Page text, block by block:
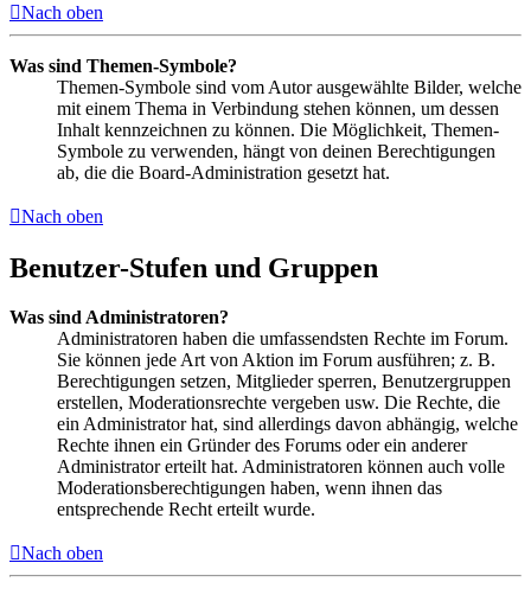
Nach oben
Was sind Themen-Symbole?
Themen-Symbole sind vom Autor ausgewählte Bilder, welche
mit einem Thema in Verbindung stehen können, um dessen
Inhalt kennzeichnen zu können. Die Möglichkeit, Themen-
Symbole zu verwenden, hängt von deinen Berechtigungen
ab, die die Board-Administration gesetzt hat.
Nach oben
Benutzer-Stufen und Gruppen
Was sind Administratoren?
Administratoren haben die umfassendsten Rechte im Forum.
Sie können jede Art von Aktion im Forum ausführen; z. B.
Berechtigungen setzen, Mitglieder sperren, Benutzergruppen
erstellen, Moderationsrechte vergeben usw. Die Rechte, die
ein Administrator hat, sind allerdings davon abhängig, welche
Rechte ihnen ein Gründer des Forums oder ein anderer
Administrator erteilt hat. Administratoren können auch volle
Moderationsberechtigungen haben, wenn ihnen das
entsprechende Recht erteilt wurde.
Nach oben